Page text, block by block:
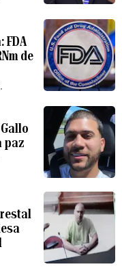
FDA
de
paz